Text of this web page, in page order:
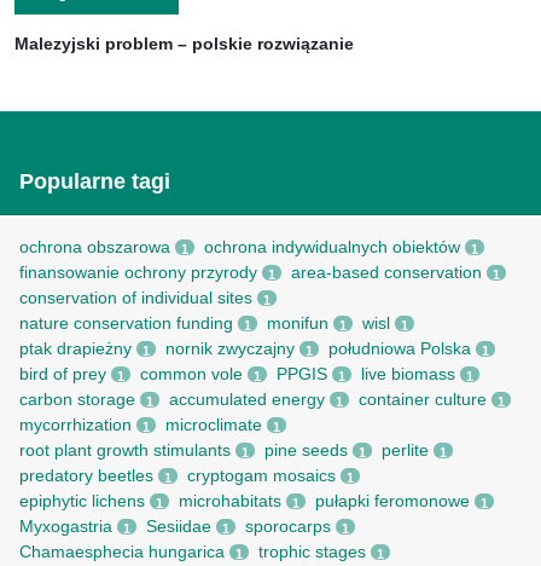
Malezyjski problem – polskie rozwiązanie
Popularne tagi
ochrona obszarowa 1 ochrona indywidualnych obiektów 1
finansowanie ochrony przyrody 1 area-based conservation 1
conservation of individual sites 1
nature conservation funding 1 monifun 1 wisl 1
ptak drapieżny 1 nornik zwyczajny 1 południowa Polska 1
bird of prey 1 common vole 1 PPGIS 1 live biomass 1
carbon storage 1 accumulated energy 1 container culture 1
mycorrhization 1 microclimate 1
root рlant growth stimulants 1 pine seeds 1 perlite 1
predatory beetles 1 cryptogam mosaics 1
epiphytic lichens 1 microhabitats 1 pułapki feromonowe 1
Myxogastria 1 Sesiidae 1 sporocarps 1
Chamaesphecia hungarica 1 trophic stages 1